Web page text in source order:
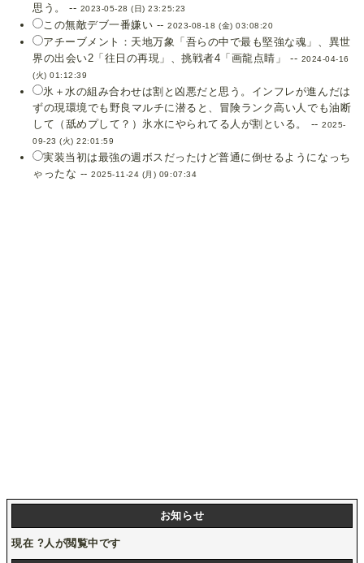
思う。 -- 2023-05-28 (日) 23:25:23
この無敵デブ一番嫌い --2023-08-18 (金) 03:08:20
アチーブメント：天地万象「吾らの中で最も堅強な魂」、異世
界の出会い2「往日の再現」、挑戦者4「画龍点睛」 -- 2024-04-16
(火) 01:12:39
氷＋水の組み合わせは割と凶悪だと思う。インフレが進んだは
ずの現環境でも野良マルチに潜ると、冒険ランク高い人でも油断
して（舐めプして？）氷水にやられてる人が割といる。 --2025-
09-23 (火) 22:01:59
実装当初は最強の週ボスだったけど普通に倒せるようになっち
ゃったな --2025-11-24 (月) 09:07:34
お知らせ
現在 ? 人が閲覧中です